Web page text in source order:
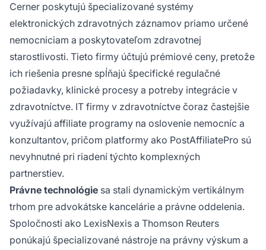
Cerner poskytujú špecializované systémy
elektronických zdravotných záznamov priamo určené
nemocniciam a poskytovateľom zdravotnej
starostlivosti. Tieto firmy účtujú prémiové ceny, pretože
ich riešenia presne spĺňajú špecifické regulačné
požiadavky, klinické procesy a potreby integrácie v
zdravotníctve. IT firmy v zdravotníctve čoraz častejšie
využívajú affiliate programy na oslovenie nemocníc a
konzultantov, pričom platformy ako PostAffiliatePro sú
nevyhnutné pri riadení týchto komplexných
partnerstiev.
Právne technológie sa stali dynamickým vertikálnym
trhom pre advokátske kancelárie a právne oddelenia.
Spoločnosti ako LexisNexis a Thomson Reuters
ponúkajú špecializované nástroje na právny výskum a